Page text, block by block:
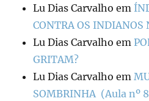
Lu Dias Carvalho em
CONTRA OS INDIANOS
Lu Dias Carvalho em
GRITAM?
Lu Dias Carvalho em
SOMBRINHA (Aula nº